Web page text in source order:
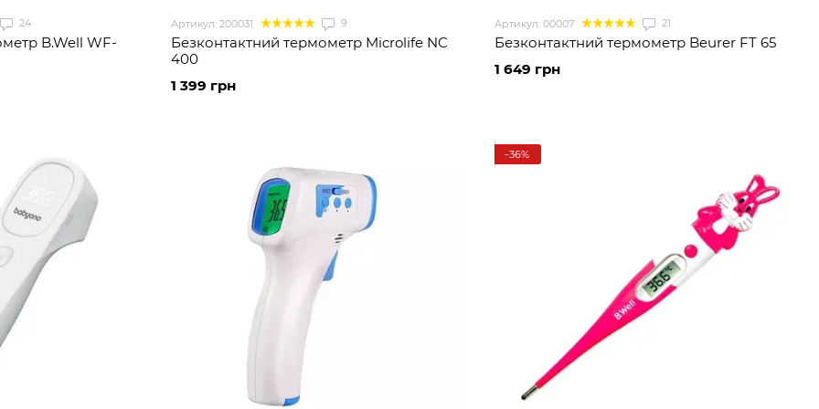
24
B.Well WF-
Артикул: 200031 9
Безконтактний термометр Microlife NC
400
1 399 грн
Артикул: 00007 21
Безконтактний термометр Beurer FT 65
1 649 грн
−36%